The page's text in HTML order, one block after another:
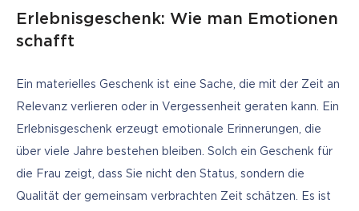
Erlebnisgeschenk: Wie man Emotionen
schafft
Ein materielles Geschenk ist eine Sache, die mit der Zeit an
Relevanz verlieren oder in Vergessenheit geraten kann. Ein
Erlebnisgeschenk erzeugt emotionale Erinnerungen, die
über viele Jahre bestehen bleiben. Solch ein Geschenk für
die Frau zeigt, dass Sie nicht den Status, sondern die
Qualität der gemeinsam verbrachten Zeit schätzen. Es ist